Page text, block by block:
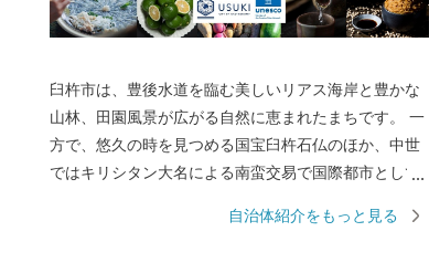
臼杵市は、豊後水道を臨む美しいリアス海岸と豊かな
山林、田園風景が広がる自然に恵まれたまちです。 一
方で、悠久の時を見つめる国宝臼杵石仏のほか、中世
ではキリシタン大名による南蛮交易で国際都市として
化薫る城下町でもあります。 伝統を大切にする臼杵人
自治体紹介をもっと見る